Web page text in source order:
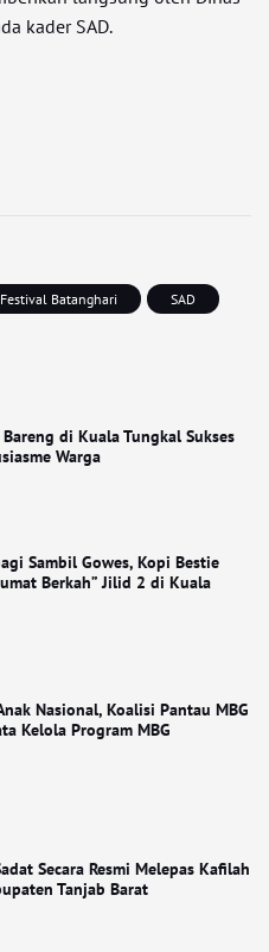
kader SAD.
Festival Batanghari SAD
di Kuala Tungkal Sukses
Warga
Sambil Gowes, Kopi Bestie
Berkah” Jilid 2 di Kuala
Nasional, Koalisi Pantau MBG
Kelola Program MBG
Secara Resmi Melepas Kafilah
Tanjab Barat